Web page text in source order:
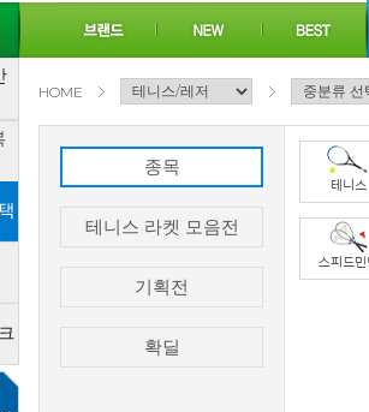
HOME
종목
테니스 라켓 모음전
기획전
확딜